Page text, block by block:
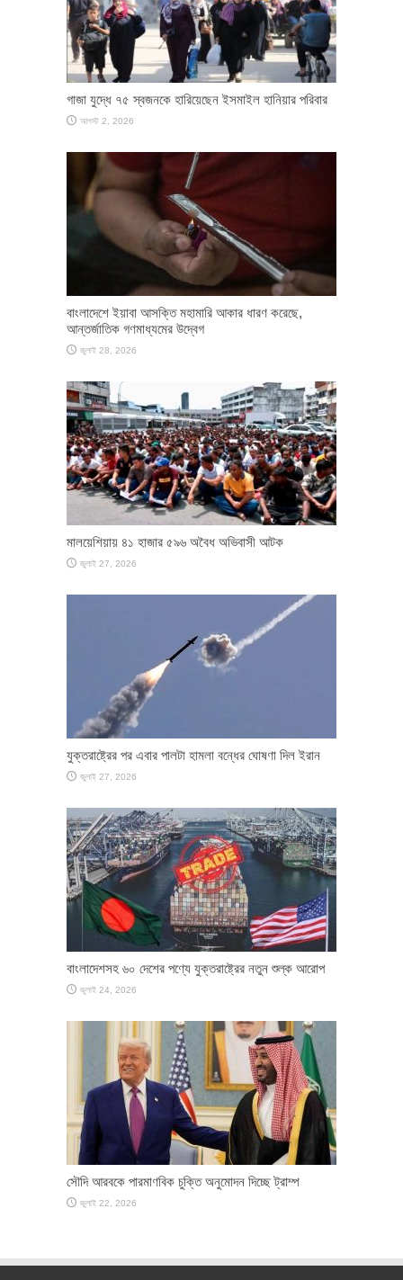
গাজা যুদ্ধে ৭৫ স্বজনকে হারিয়েছেন ইসমাইল হানিয়ার পরিবার
আগস্ট 2, 2026
বাংলাদেশে ইয়াবা আসক্তি মহামারি আকার ধারণ করেছে,
আন্তর্জাতিক গণমাধ্যমের উদ্বেগ
জুলাই 28, 2026
মালয়েশিয়ায় ৪১ হাজার ৫৯৬ অবৈধ অভিবাসী আটক
জুলাই 27, 2026
যুক্তরাষ্ট্রের পর এবার পালটা হামলা বন্ধের ঘোষণা দিল ইরান
জুলাই 27, 2026
বাংলাদেশসহ ৬০ দেশের পণ্যে যুক্তরাষ্ট্রের নতুন শুল্ক আরোপ
জুলাই 24, 2026
সৌদি আরবকে পারমাণবিক চুক্তি অনুমোদন দিচ্ছে ট্রাম্প
জুলাই 22, 2026